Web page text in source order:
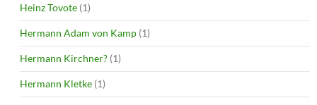
Heinz Tovote (1)
Hermann Adam von Kamp (1)
Hermann Kirchner? (1)
Hermann Kletke (1)